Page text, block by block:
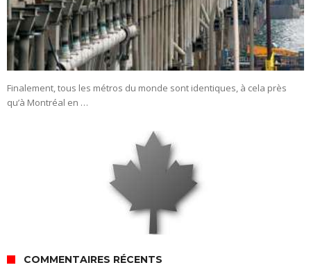
Finalement, tous les métros du monde sont identiques, à cela près
qu’à Montréal en …
COMMENTAIRES RÉCENTS